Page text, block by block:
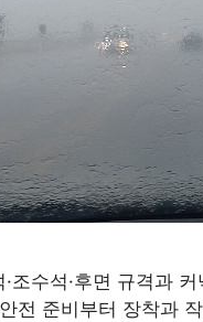
조수석·후면 규격과
전 준비부터 장착과